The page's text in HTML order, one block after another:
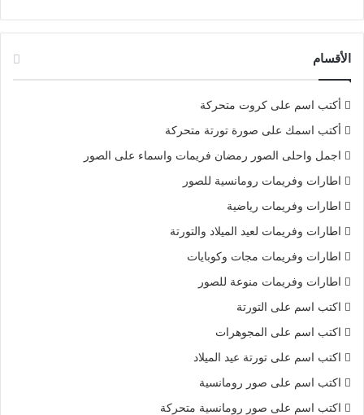
الأقسام
أكتب اسم على كروت متحركة
أكتب اسمك على صورة تورتة متحركة
اجمل واحلى الصور رمضان فريمات واسماء على الصور
اطارات وفريمات رومانسية للصور
اطارات وفريمات رياضية
اطارات وفريمات لعيد الميلاد والتورتة
اطارات وفريمات مجات وكوبايات
اطارات وفريمات منوعة للصور
اكتب اسم على التورتة
اكتب اسم على المجوهرات
اكتب اسم على تورتة عيد الميلاد
اكتب اسم على صور رومانسية
اكتب اسم على صور رومانسية متحركة